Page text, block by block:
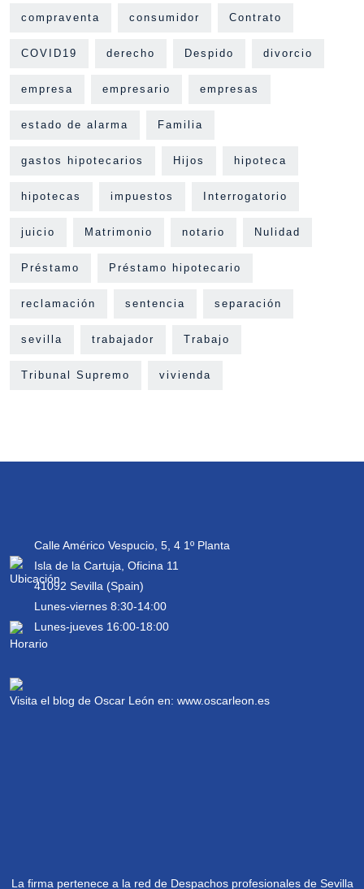
compraventa consumidor Contrato
COVID19 derecho Despido divorcio
empresa empresario empresas
estado de alarma Familia
gastos hipotecarios Hijos hipoteca
hipotecas impuestos Interrogatorio
juicio Matrimonio notario Nulidad
Préstamo Préstamo hipotecario
reclamación sentencia separación
sevilla trabajador Trabajo
Tribunal Supremo vivienda
Calle Américo Vespucio, 5, 4 1º Planta
Isla de la Cartuja, Oficina 11
41092 Sevilla (Spain)
Lunes-viernes 8:30-14:00
Lunes-jueves 16:00-18:00
Visita el blog de Oscar León en: www.oscarleon.es
La firma pertenece a la red de Despachos profesionales de Sevilla